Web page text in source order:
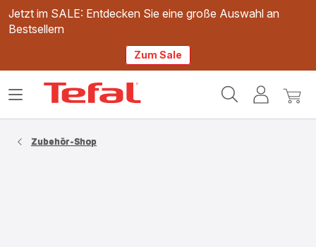
Jetzt im SALE: Entdecken Sie eine große Auswahl an
Bestsellern
Zum Sale
Mein
Mein
Das
Zubehör-Shop